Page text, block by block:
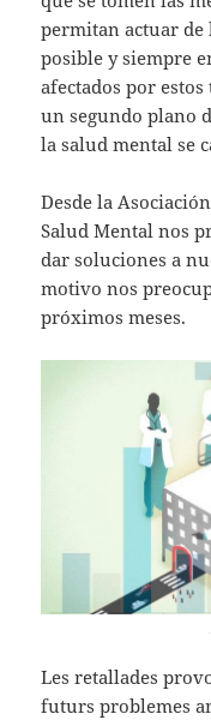
permitan actuar
posible y siempre
afectados por
un segundo plano
la salud mental se
Desde la
Salud Mental nos
dar soluciones a
motivo nos
próximos meses.
Les retallades
futurs problemes